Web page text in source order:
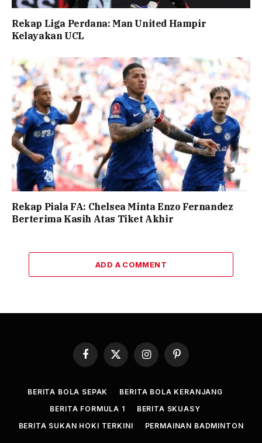
Rekap Liga Perdana: Man United Hampir
Kelayakan UCL
Rekap Piala FA: Chelsea Minta Enzo Fernandez
Berterima Kasih Atas Tiket Akhir
ADD A COMMENT
Facebook
X
InstagramPinterest
BERITA BOLA SEPAK
BERITA BOLA KERANJANG
BERITA FORMULA 1
BERITA SKUASY
BERITA SUKAN HOKI TERKINI
PERMAINAN BADMINTON